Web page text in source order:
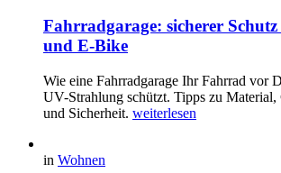
Fahrradgarage: sicherer
und E-Bike
Wie eine Fahrradgarage Ihr Fahrrad vor
UV-Strahlung schützt. Tipps zu Material,
und Sicherheit. weiterlesen
in Wohnen